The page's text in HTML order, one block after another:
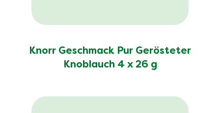
Knorr Geschmack Pur Gerösteter
Knoblauch 4 x 26 g